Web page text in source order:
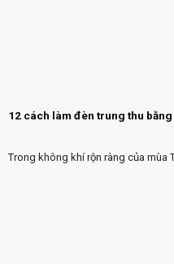
12 cách làm đèn trung thu
Trong không khí rộn ràng của mùa